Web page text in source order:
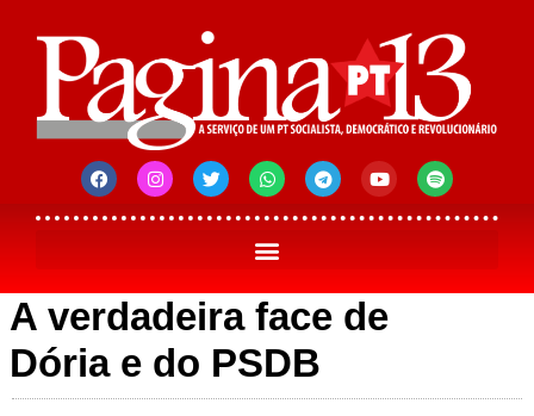
A verdadeira face de
Dória e do PSDB